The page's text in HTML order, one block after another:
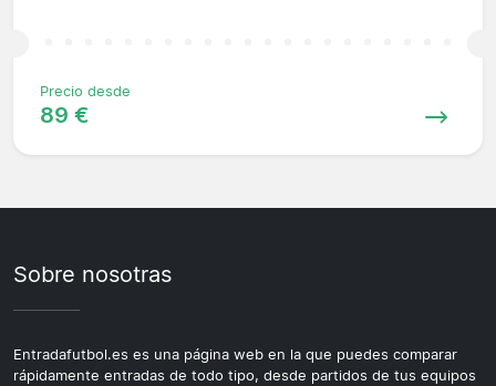
Precio desde
89 €
Sobre nosotras
Entradafutbol.es es una página web en la que puedes comparar
rápidamente entradas de todo tipo, desde partidos de tus equipos